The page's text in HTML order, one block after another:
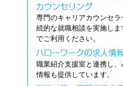
専門のキャリアカウンセ
続的な就職相談を実施し
でご利用ください。
職業紹介支援室と連携し、
情報も提供しています。